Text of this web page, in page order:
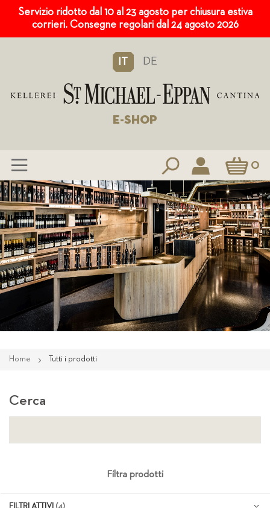
Servizio ridotto dal 10 al 23 agosto per chiusura estiva
corrieri. Consegne regolari dal 24 agosto 2026
IT DE
E-SHOP
Carrello0
Salta
al
contenuto
Home Tutti i prodotti
Cerca
Filtra prodotti